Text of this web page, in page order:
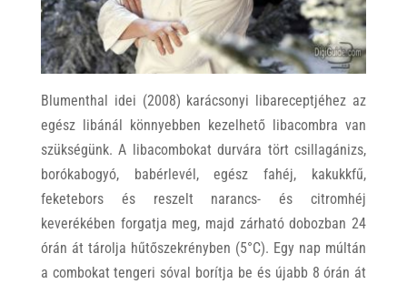
Blumenthal idei (2008) karácsonyi libareceptjéhez az
egész libánál könnyebben kezelhető libacombra van
szükségünk. A libacombokat durvára tört csillagánizs,
borókabogyó, babérlevél, egész fahéj, kakukkfű,
feketebors és reszelt narancs- és citromhéj
keverékében forgatja meg, majd zárható dobozban 24
órán át tárolja hűtőszekrényben (5°C). Egy nap múltán
a combokat tengeri sóval borítja be és újabb 8 órán át